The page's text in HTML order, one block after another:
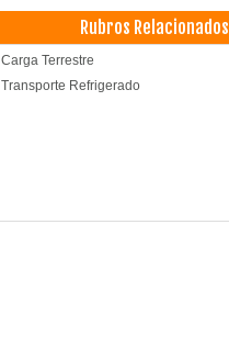
Rubros Relacionados
Carga Terrestre
Transporte Refrigerado